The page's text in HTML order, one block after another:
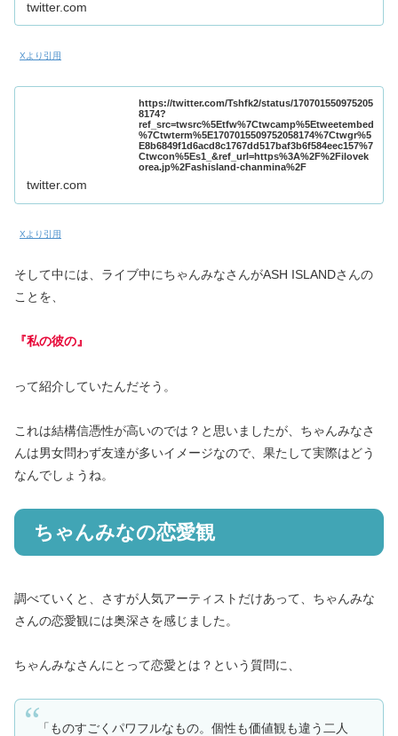
twitter.com
Xより引用
https://twitter.com/Tshfk2/status/170701550975205
8174?
ref_src=twsrc%5Etfw%7Ctwcamp%5Etweetembed
%7Ctwterm%5E1707015509752058174%7Ctwgr%5
E8b6849f1d6acd8c1767dd517baf3b6f584eec157%7
Ctwcon%5Es1_&ref_url=https%3A%2F%2Filovek
orea.jp%2Fashisland-chanmina%2F
twitter.com
Xより引用
そして中には、ライブ中にちゃんみなさんがASH ISLANDさんの
ことを、
『私の彼の』
って紹介していたんだそう。
これは結構信憑性が高いのでは？と思いましたが、ちゃんみなさ
んは男女問わず友達が多いイメージなので、果たして実際はどう
なんでしょうね。
ちゃんみなの恋愛観
調べていくと、さすが人気アーティストだけあって、ちゃんみな
さんの恋愛観には奥深さを感じました。
ちゃんみなさんにとって恋愛とは？という質問に、
「ものすごくパワフルなもの。個性も価値観も違う二人